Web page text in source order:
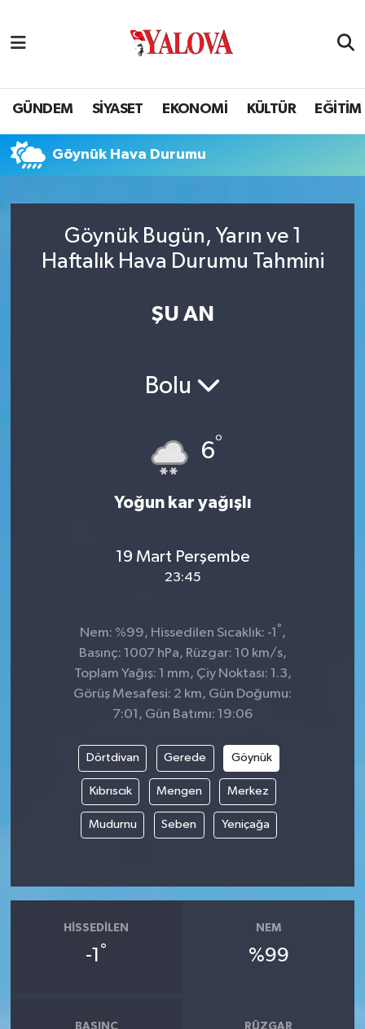
GÜNDEM SİYASET EKONOMİ KÜLTÜR EĞİTİM
Göynük Hava Durumu
Göynük Bugün, Yarın ve 1
Haftalık Hava Durumu Tahmini
ŞU AN
Bolu
6°
Yoğun kar yağışlı
19 Mart Perşembe
23:45
Nem: %99, Hissedilen Sıcaklık: -1 ° ,
Basınç: 1007 hPa, Rüzgar: 10 km/s,
Toplam Yağış: 1 mm, Çiy Noktası: 1.3,
Görüş Mesafesi: 2 km, Gün Doğumu:
7:01, Gün Batımı: 19:06
Dörtdivan Gerede Göynük
Kıbrıscık Mengen Merkez
Mudurnu Seben Yeniçağa
HISSEDILEN
-1 °
NEM
%99
BASINÇ RÜZGAR
SİYASET
EĞİTİM
BİLİM VE TEKNOLOJİ
Yalova Nöbetçi Eczaneler
Yalova Hava Durumu
Puan Durumu ve Fikstür
Tüm Manşetler
Son Dakika Haberleri